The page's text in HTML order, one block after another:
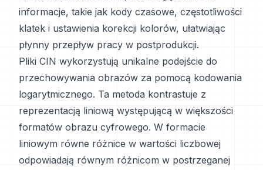
informacje, takie jak kody czasowe, częstotliwości
klatek i ustawienia korekcji kolorów, ułatwiając
płynny przepływ pracy w postprodukcji.
Pliki CIN wykorzystują unikalne podejście do
przechowywania obrazów za pomocą kodowania
logarytmicznego. Ta metoda kontrastuje z
reprezentacją liniową występującą w większości
formatów obrazu cyfrowego. W formacie
liniowym równe różnice w wartości liczbowej
odpowiadają równym różnicom w postrzeganej